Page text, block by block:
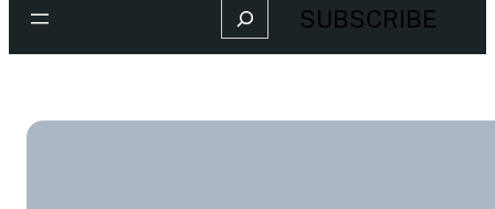
Search SUBSCRIBE